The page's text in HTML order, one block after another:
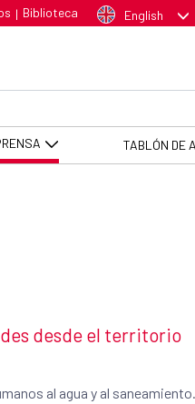
| Biblioteca English
TABLÓN DE
desde el territorio
al agua y al